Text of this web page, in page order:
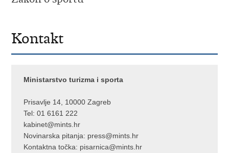
Kontakt
Ministarstvo turizma i sporta
Prisavlje 14, 10000 Zagreb
Tel: 01 6161 222
kabinet@mints.hr
Novinarska pitanja: press@mints.hr
Kontaktna točka: pisarnica@mints.hr